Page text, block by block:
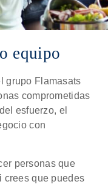
equipo
grupo Flamasats
comprometidas
esfuerzo, el
con
personas que
crees que puedes